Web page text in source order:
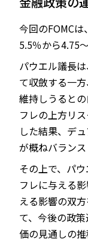
今回のFOMC
5.5％から4.75
パウエル議長
て収斂する一
維持しうると
フレの上方リ
した結果、デ
が概ねバランス
その上で、パ
フレに与える
える影響の双
て、今後の政
価の見通しの